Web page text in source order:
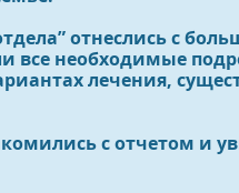
отнеслись с
все необходимые
лечения,
с отчетом и